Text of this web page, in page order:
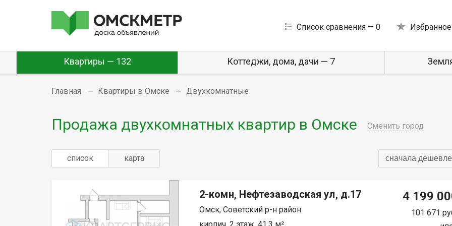
Список сравнения — 0
Квартиры — 132 Коттеджи, дома, дачи — 7
Главная Квартиры в Омске Двухкомнатные
Продажа двухкомнатных квартир в Омске Сменить город
список карта сначала дешевле
2-комн, Нефтезаводская ул, д.17
Омск, Советский р-н район
4 199
101 671